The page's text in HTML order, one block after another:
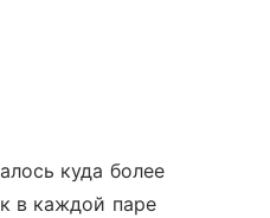
куда более
в каждой паре